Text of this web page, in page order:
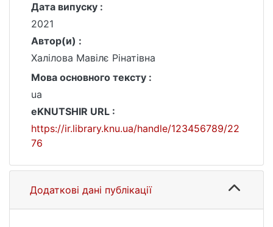
Дата випуску :
2021
Автор(и) :
Халілова Мавілє Рінатівна
Мова основного тексту :
ua
eKNUTSHIR URL :
https://ir.library.knu.ua/handle/123456789/22
76
Додаткові дані публікації